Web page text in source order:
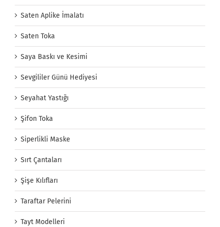
Saten Aplike İmalatı
Saten Toka
Saya Baskı ve Kesimi
Sevgililer Günü Hediyesi
Seyahat Yastığı
Şifon Toka
Siperlikli Maske
Sırt Çantaları
Şişe Kılıfları
Taraftar Pelerini
Tayt Modelleri